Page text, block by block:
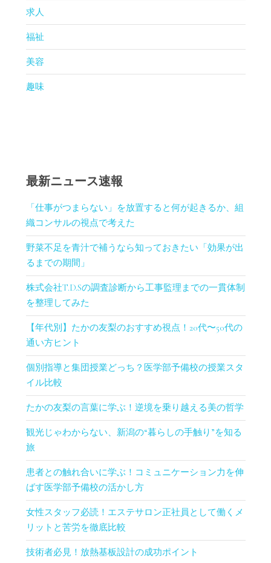
求人
福祉
美容
趣味
最新ニュース速報
「仕事がつまらない」を放置すると何が起きるか、組
織コンサルの視点で考えた
野菜不足を青汁で補うなら知っておきたい「効果が出
るまでの期間」
株式会社T.D.Sの調査診断から工事監理までの一貫体制
を整理してみた
【年代別】たかの友梨のおすすめ視点！20代〜50代の
通い方ヒント
個別指導と集団授業どっち？医学部予備校の授業スタ
イル比較
たかの友梨の言葉に学ぶ！逆境を乗り越える美の哲学
観光じゃわからない、新潟の“暮らしの手触り”を知る
旅
患者との触れ合いに学ぶ！コミュニケーション力を伸
ばす医学部予備校の活かし方
女性スタッフ必読！エステサロン正社員として働くメ
リットと苦労を徹底比較
技術者必見！放熱基板設計の成功ポイント